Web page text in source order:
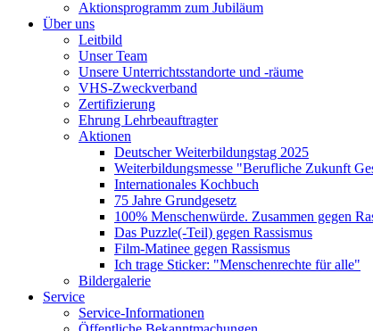
Aktionsprogramm zum Jubiläum
Über uns
Leitbild
Unser Team
Unsere Unterrichtsstandorte und -räume
VHS-Zweckverband
Zertifizierung
Ehrung Lehrbeauftragter
Aktionen
Deutscher Weiterbildungstag 2025
Weiterbildungsmesse "Berufliche Zukunft
Internationales Kochbuch
75 Jahre Grundgesetz
100% Menschenwürde. Zusammen gegen
Das Puzzle(-Teil) gegen Rassismus
Film-Matinee gegen Rassismus
Ich trage Sticker: "Menschenrechte für alle"
Bildergalerie
Service
Service-Informationen